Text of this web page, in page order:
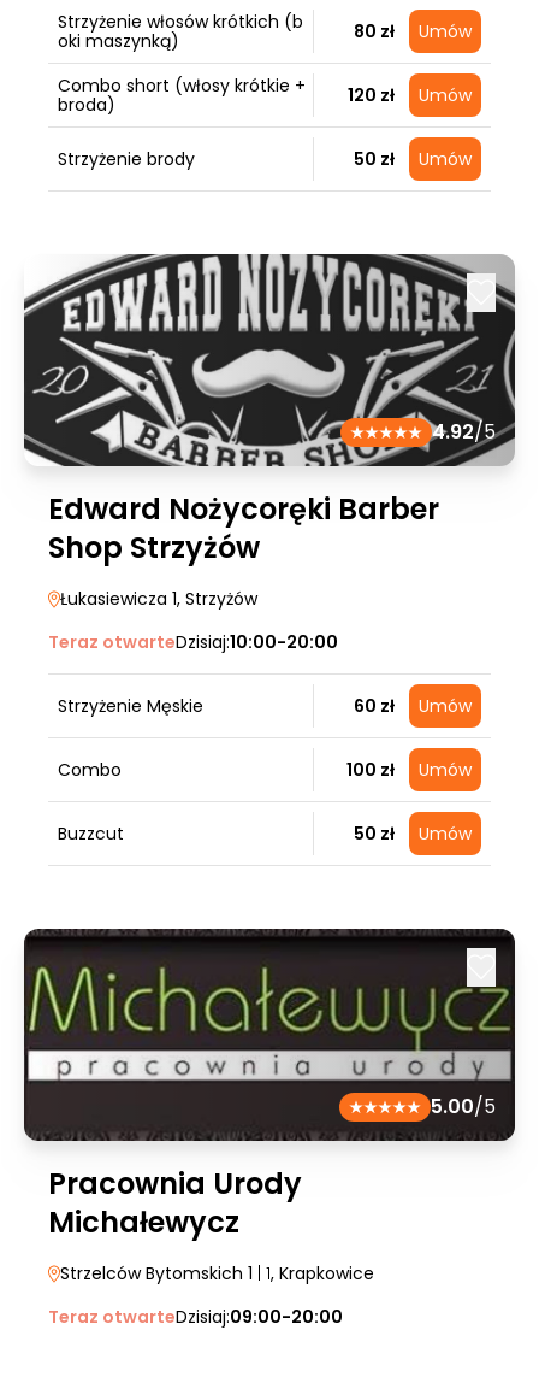
Strzyżenie włosów krótkich (b
oki maszynką)
80 zł Umów
Combo short (włosy krótkie +
broda)
120 zł Umów
Strzyżenie brody 50 zł Umów
4.92/5
Edward Nożycoręki Barber
Shop Strzyżów
Łukasiewicza 1, Strzyżów
Teraz otwarteDzisiaj:10:00-20:00
Strzyżenie Męskie 60 zł Umów
Combo 100 zł Umów
Buzzcut 50 zł Umów
5.00/5
Pracownia Urody
Michałewycz
Strzelców Bytomskich 1 | 1, Krapkowice
Teraz otwarteDzisiaj:09:00-20:00